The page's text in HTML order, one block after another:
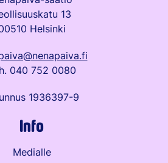
13
Helsinki
040 752 0080
1936397-9
Info
Medialle